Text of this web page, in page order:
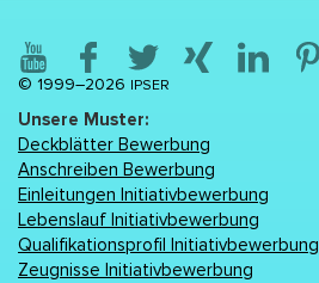
© 1999–2026 IPSER
Unsere Muster:
Deckblätter Bewerbung
Anschreiben Bewerbung
Einleitungen Initiativbewerbung
Lebenslаuf Initiativbewerbung
Qualifikationsprofil Initiativbewerbung
Zeugnisse Initiativbewerbung